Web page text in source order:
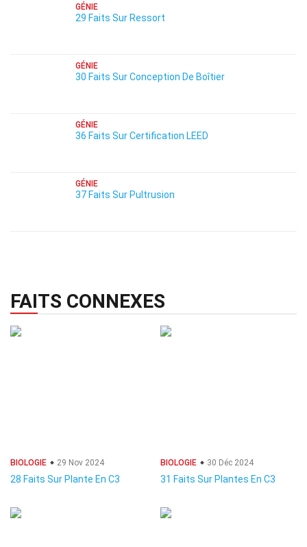
GÉNIE
29 Faits Sur Ressort
GÉNIE
30 Faits Sur Conception De Boîtier
GÉNIE
36 Faits Sur Certification LEED
GÉNIE
37 Faits Sur Pultrusion
FAITS CONNEXES
BIOLOGIE 29 Nov 2024
28 Faits Sur Plante En C3
BIOLOGIE 30 Déc 2024
31 Faits Sur Plantes En C3